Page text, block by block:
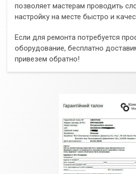
позволяет мастерам проводить
настройку на месте быстро и
Если для ремонта потребуется
оборудование, бесплатно
привезем обратно!